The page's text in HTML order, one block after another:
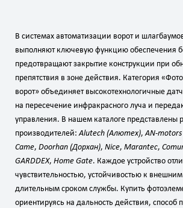
В системах автоматизации ворот и
выполняют ключевую функцию обеспечения
предотвращают закрытие конструкции при
препятствия в зоне действия. Категория
ворот» объединяет высокотехнологичные
на пересечение инфракрасного луча и
управления. В нашем каталоге представлены
производителей:Alutech (Алютех),
Came, Doorhan (Дорхан), Nice, Marantec,
GARDDEX, Home Gate. Каждое устройство
чувствительностью, устойчивостью к
длительным сроком службы. Купить
ориентируясь на дальность действия, способ